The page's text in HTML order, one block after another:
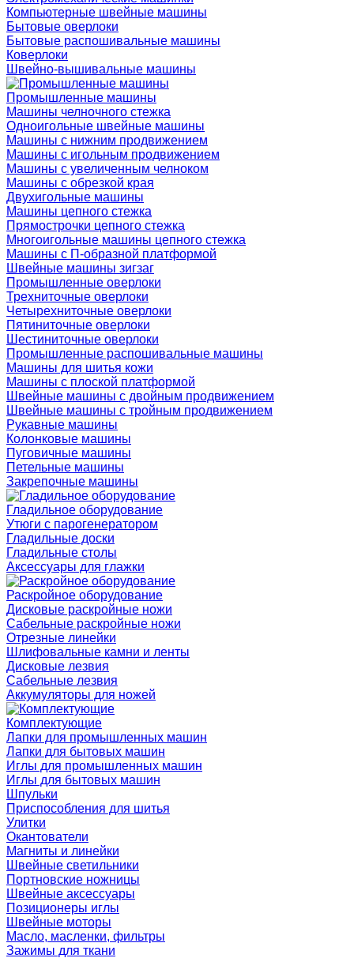
Компьютерные швейные машины
Бытовые оверлоки
Бытовые распошивальные машины
Коверлоки
Швейно-вышивальные машины
Промышленные машины
Машины челночного стежка
Одноигольные швейные машины
Машины с нижним продвижением
Машины с игольным продвижением
Машины с увеличенным челноком
Машины с обрезкой края
Двухигольные машины
Машины цепного стежка
Прямострочки цепного стежка
Многоигольные машины цепного стежка
Машины с П-образной платформой
Швейные машины зигзаг
Промышленные оверлоки
Трехниточные оверлоки
Четырехниточные оверлоки
Пятиниточные оверлоки
Шестиниточные оверлоки
Промышленные распошивальные машины
Машины для шитья кожи
Машины с плоской платформой
Швейные машины с двойным продвижением
Швейные машины с тройным продвижением
Рукавные машины
Колонковые машины
Пуговичные машины
Петельные машины
Закрепочные машины
Гладильное оборудование
Утюги с парогенератором
Гладильные доски
Гладильные столы
Аксессуары для глажки
Раскройное оборудование
Дисковые раскройные ножи
Сабельные раскройные ножи
Отрезные линейки
Шлифовальные камни и ленты
Дисковые лезвия
Сабельные лезвия
Аккумуляторы для ножей
Комплектующие
Лапки для промышленных машин
Лапки для бытовых машин
Иглы для промышленных машин
Иглы для бытовых машин
Шпульки
Приспособления для шитья
Улитки
Окантователи
Магниты и линейки
Швейные светильники
Портновские ножницы
Швейные аксессуары
Позиционеры иглы
Швейные моторы
Масло, масленки, фильтры
Зажимы для ткани